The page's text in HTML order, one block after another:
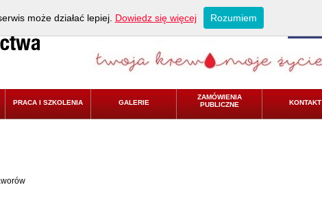
PRACA I SZKOLENIA GALERIE
ZAMÓWIENIA
PUBLICZNE
KONTAKT
może działać lepiej. Dowiedz się więcej Rozumiem